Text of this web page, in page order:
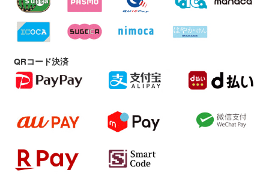
QRコード決済